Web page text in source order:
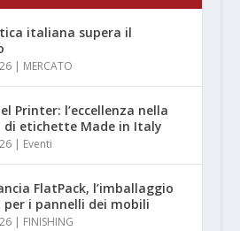
italiana supera il
| MERCATO
Printer: l’eccellenza nella
di etichette Made in Italy
| Eventi
FlatPack, l’imballaggio
per i pannelli dei mobili
| FINISHING